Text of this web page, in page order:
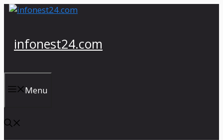
컨
기
infonest24.com
Menu